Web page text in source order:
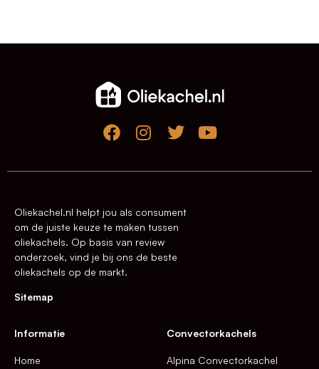
Oliekachel.nl helpt jou als consument
om de juiste keuze te maken tussen
oliekachels. Op basis van review
onderzoek, vind je bij ons de beste
oliekachels op de markt.
Sitemap
Informatie
Home
Convectorkachels
Alpina Convectorkachel